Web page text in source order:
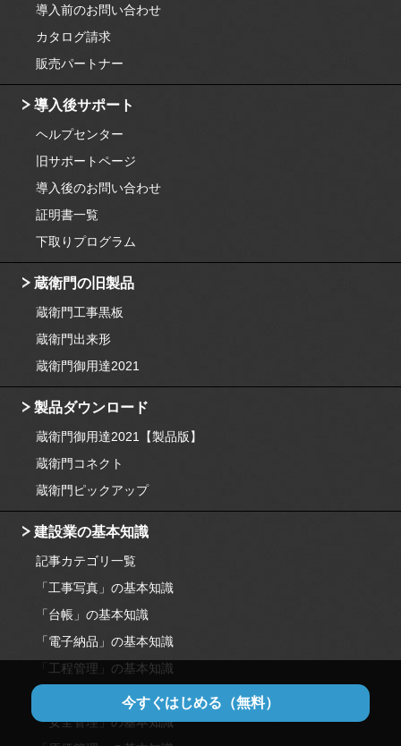
今すぐはじめる （無料）
導入前のお問い合わせ
カタログ請求
販売パートナー
導入後サポート
ヘルプセンター
旧サポートページ
導入後のお問い合わせ
証明書一覧
下取りプログラム
蔵衛門の旧製品
蔵衛門工事黒板
蔵衛門出来形
蔵衛門御用達2021
製品ダウンロード
蔵衛門御用達2021【製品版】
蔵衛門コネクト
蔵衛門ピックアップ
建設業の基本知識
記事カテゴリ一覧
「工事写真」の基本知識
「台帳」の基本知識
「電子納品」の基本知識
「工程管理」の基本知識
「品質管理」の基本知識
「安全管理」の基本知識